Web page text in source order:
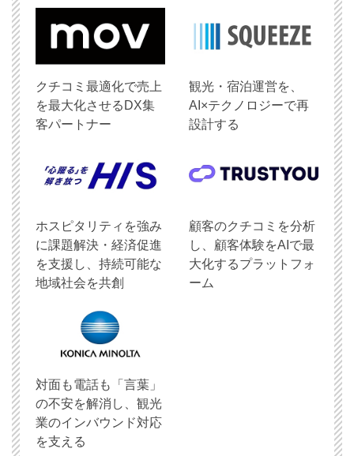
クチコミ最適化で売上
を最大化させるDX集
客パートナー
観光・宿泊運営を、
AI×テクノロジーで再
設計する
ホスピタリティを強み
に課題解決・経済促進
を支援し、持続可能な
地域社会を共創
顧客のクチコミを分析
し、顧客体験をAIで最
大化するプラットフォ
ーム
対面も電話も「言葉」
の不安を解消し、観光
業のインバウンド対応
を支える